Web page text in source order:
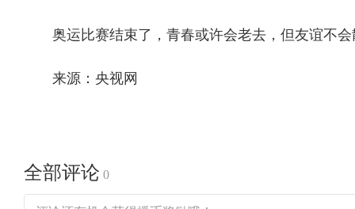
奥运比赛结束了，青春或许会老去，但友谊不
来源：央视网
全部评论 0